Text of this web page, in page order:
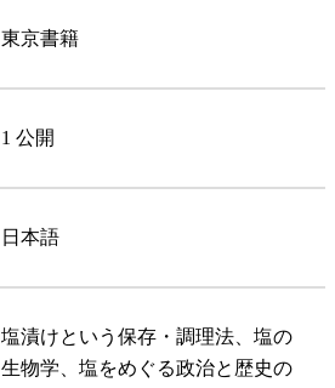
東京書籍
1 公開
日本語
塩漬けという保存・調理法、塩の
生物学、塩をめぐる政治と歴史の